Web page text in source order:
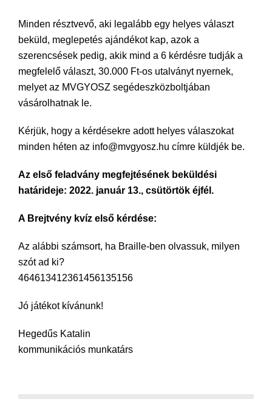
Minden résztvevő, aki legalább egy helyes választ
beküld, meglepetés ajándékot kap, azok a
szerencsések pedig, akik mind a 6 kérdésre tudják a
megfelelő választ, 30.000 Ft-os utalványt nyernek,
melyet az MVGYOSZ segédeszközboltjában
vásárolhatnak le.
Kérjük, hogy a kérdésekre adott helyes válaszokat
minden héten az info@mvgyosz.hu címre küldjék be.
Az első feladvány megfejtésének beküldési
határideje: 2022. január 13., csütörtök éjfél.
A Brejtvény kvíz első kérdése:
Az alábbi számsort, ha Braille-ben olvassuk, milyen
szót ad ki?
464613412361456135156
Jó játékot kívánunk!
Hegedűs Katalin
kommunikációs munkatárs